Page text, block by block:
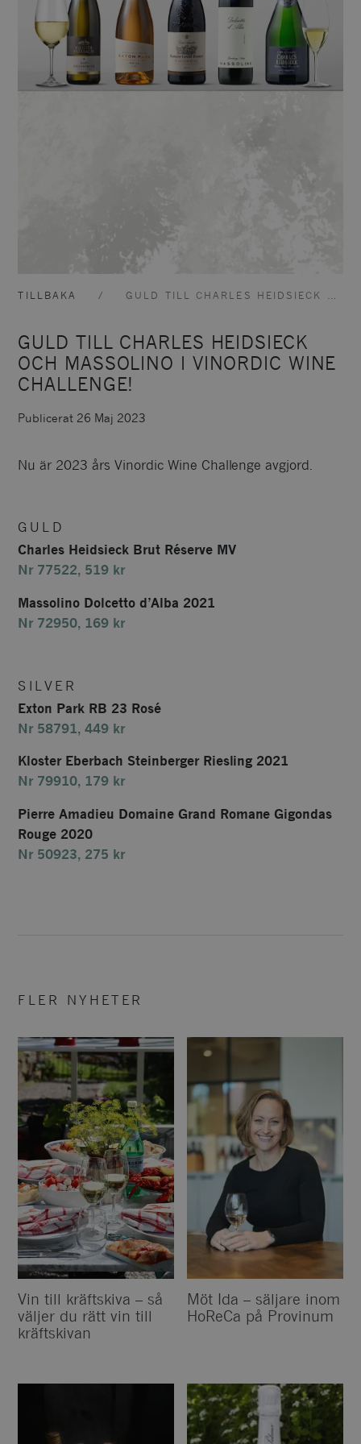
TILLBAKA GULD TILL CHARLES HEIDSIECK OCH MASSOLINO I VINORDIC WINE CHALLENGE!
Publicerat 26 Maj 2023
GULD TILL CHARLES HEIDSIECK
OCH MASSOLINO I VINORDIC WINE
CHALLENGE!
Nu är 2023 års Vinordic Wine Challenge avgjord.
GULD
Charles Heidsieck Brut Réserve MV
Nr 77522, 519 kr
Massolino Dolcetto d’Alba 2021
Nr 72950, 169 kr
SILVER
Exton Park RB 23 Rosé
Nr 58791, 449 kr
Kloster Eberbach Steinberger Riesling 2021
Nr 79910, 179 kr
Pierre Amadieu Domaine Grand Romane Gigondas
Rouge 2020
Nr 50923, 275 kr
FLER NYHETER
Vin till kräftskiva – så
väljer du rätt vin till
kräftskivan
Möt Ida – säljare inom
HoReCa på Provinum